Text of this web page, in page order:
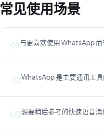
常见使用场景
01与更喜欢使用 WhatsApp
02WhatsApp 是主要通讯工
03想要稍后参考的快速语音消